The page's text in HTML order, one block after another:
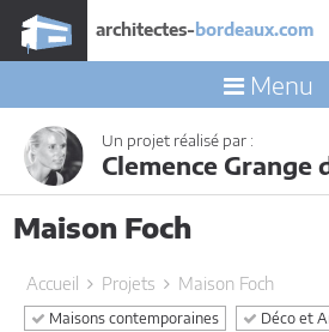
architectes- bordeaux.com
Menu
Un projet réalisé par :
Clemence Grange
Maison Foch
Accueil Projets Maison Foch
Maisons contemporaines Déco et